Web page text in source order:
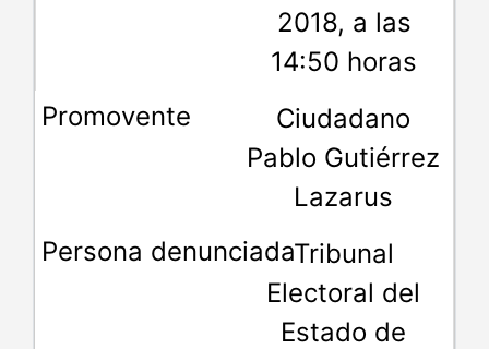
2018, a las
14:50 horas
Ciudadano
Pablo Gutiérrez
Lazarus
Tribunal
Electoral del
Estado de